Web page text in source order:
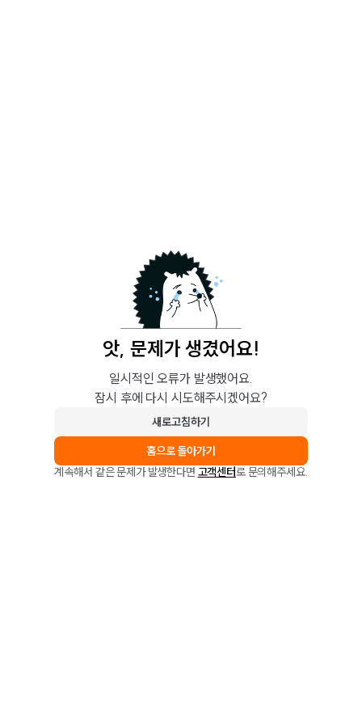
앗, 문제가 생겼어요!
일시적인 오류가 발생했어요.
잠시 후에 다시 시도해주시겠어요?
새로고침하기
홈으로 돌아가기
계속해서 같은 문제가 발생한다면 고객센터로 문의해주세요.